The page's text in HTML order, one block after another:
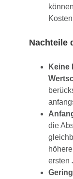
Nachteile
Keine
die
ersten